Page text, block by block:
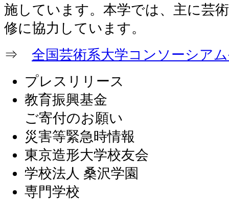
施しています。本学では、主に芸
修に協力しています。
⇒ 全国芸術系大学コンソーシア
プレスリリース
教育振興基金
ご寄付のお願い
災害等緊急時情報
東京造形大学校友会
学校法人 桑沢学園
専門学校